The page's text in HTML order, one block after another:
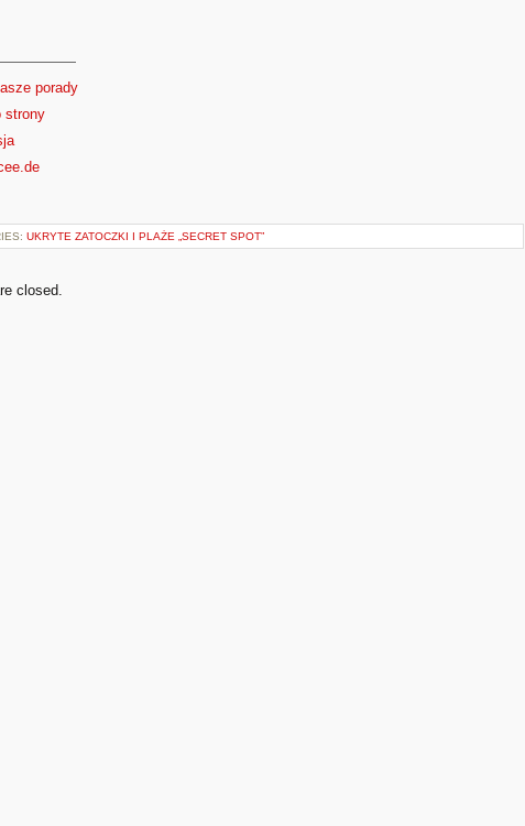
porady
strony
UKRYTE ZATOCZKI I PLAŻE „SECRET SPOT”
closed.